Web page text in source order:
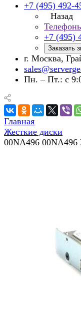
+7 (495) 492-
Назад
+7 (495)
Заказать
г. Москва,
Пн. – Пт.: с
Главная
Жесткие диски
00NA496 00NA496